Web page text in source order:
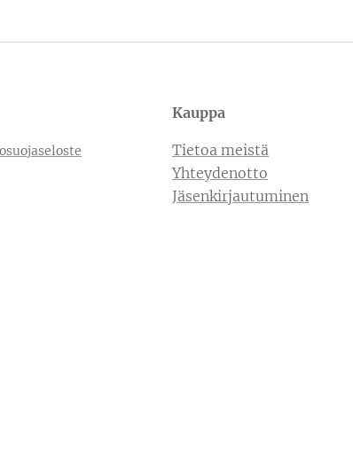
Kauppa
Tietoa meistä
Yhteydenotto
Jäsenkirjautuminen